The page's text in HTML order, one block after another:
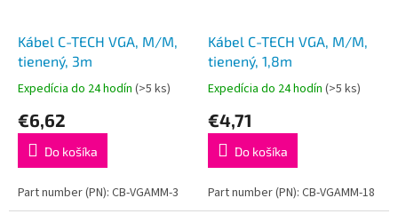
Kábel C-TECH VGA, M/M,
tienený, 3m
Expedícia do 24 hodín (>5 ks)
€6,62
Do košíka
Part number (PN): CB-VGAMM-3
Kábel C-TECH VGA, M/M,
tienený, 1,8m
Expedícia do 24 hodín (>5 ks)
€4,71
Do košíka
Part number (PN): CB-VGAMM-18